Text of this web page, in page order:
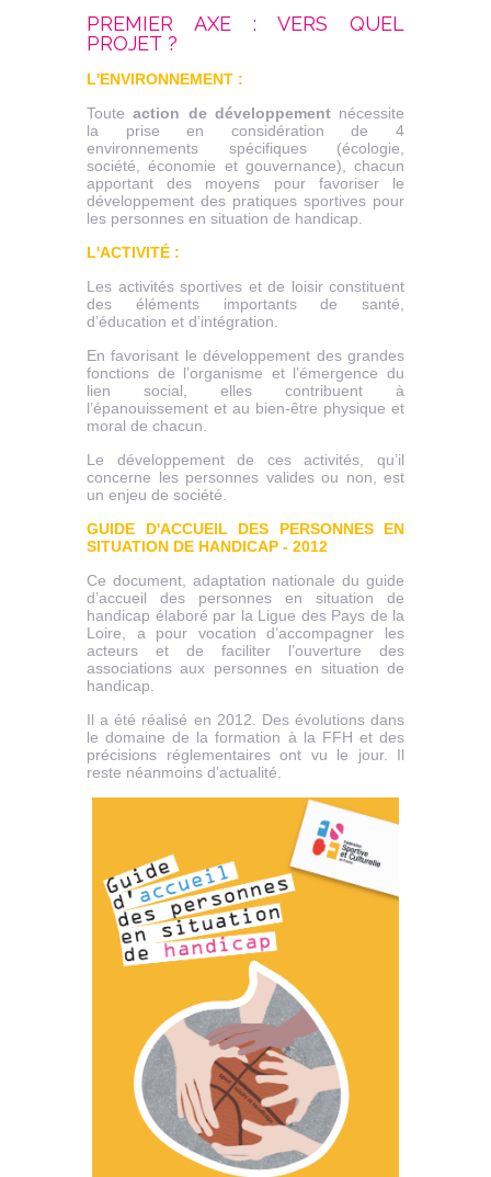
PREMIER AXE : VERS QUEL
PROJET ?
L'ENVIRONNEMENT :
Touteaction de développement nécessite
la prise en considération de 4
environnements spécifiques (écologie,
société, économie et gouvernance), chacun
apportant des moyens pour favoriser le
développement des pratiques sportives pour
les personnes en situation de handicap.
L'ACTIVITÉ :
Les activités sportives et de loisir constituent
des éléments importants de santé,
d’éducation et d’intégration.
En favorisant le développement des grandes
fonctions de l’organisme et l’émergence du
lien social, elles contribuent à
l’épanouissement et au bien-être physique et
moral de chacun.
Le développement de ces activités, qu’il
concerne les personnes valides ou non, est
un enjeu de société.
GUIDE D'ACCUEIL DES PERSONNES EN
SITUATION DE HANDICAP - 2012
Ce document, adaptation nationale du guide
d’accueil des personnes en situation de
handicap élaboré par la Ligue des Pays de la
Loire, a pour vocation d’accompagner les
acteurs et de faciliter l’ouverture des
associations aux personnes en situation de
handicap.
Il a été réalisé en 2012. Des évolutions dans
le domaine de la formation à la FFH et des
précisions réglementaires ont vu le jour. Il
reste néanmoins d’actualité.